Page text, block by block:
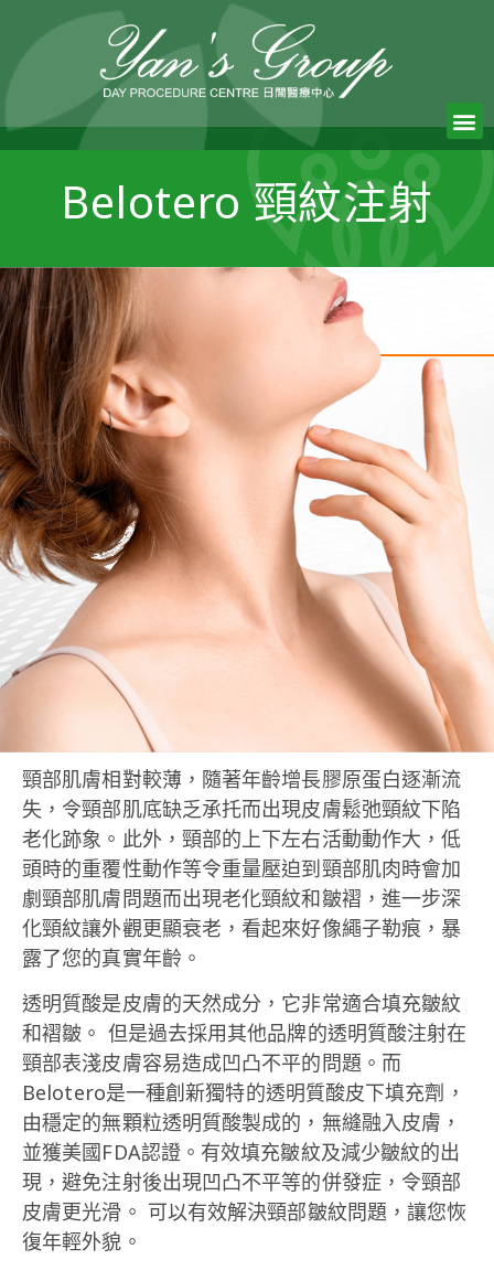
Belotero 頸紋注射
頸部肌膚相對較薄，隨著年齡增長膠原蛋白逐漸流
失，令頸部肌底缺乏承托而出現皮膚鬆弛頸紋下陷
老化跡象。此外，頸部的上下左右活動動作大，低
頭時的重覆性動作等令重量壓迫到頸部肌肉時會加
劇頸部肌膚問題而出現老化頸紋和皺褶，進一步深
化頸紋讓外觀更顯衰老，看起來好像繩子勒痕，暴
露了您的真實年齡。
透明質酸是皮膚的天然成分，它非常適合填充皺紋
和褶皺。 但是過去採用其他品牌的透明質酸注射在
頸部表淺皮膚容易造成凹凸不平的問題。而
Belotero是一種創新獨特的透明質酸皮下填充劑，
由穩定的無顆粒透明質酸製成的，無縫融入皮膚，
並獲美國FDA認證。有效填充皺紋及減少皺紋的出
現，避免注射後出現凹凸不平等的併發症，令頸部
皮膚更光滑。 可以有效解決頸部皺紋問題，讓您恢
復年輕外貌。